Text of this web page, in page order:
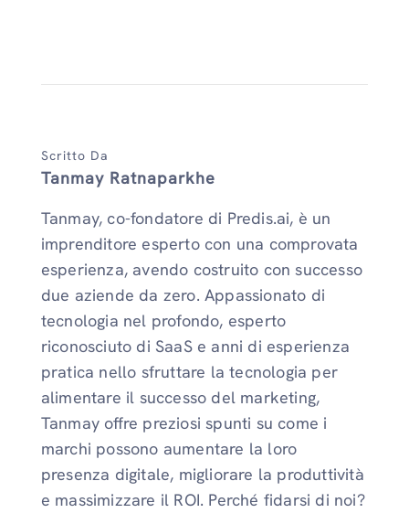
Scritto Da
Tanmay Ratnaparkhe
Tanmay, co-fondatore di Predis.ai, è un
imprenditore esperto con una comprovata
esperienza, avendo costruito con successo
due aziende da zero. Appassionato di
tecnologia nel profondo, esperto
riconosciuto di SaaS e anni di esperienza
pratica nello sfruttare la tecnologia per
alimentare il successo del marketing,
Tanmay offre preziosi spunti su come i
marchi possono aumentare la loro
presenza digitale, migliorare la produttività
e massimizzare il ROI. Perché fidarsi di noi?